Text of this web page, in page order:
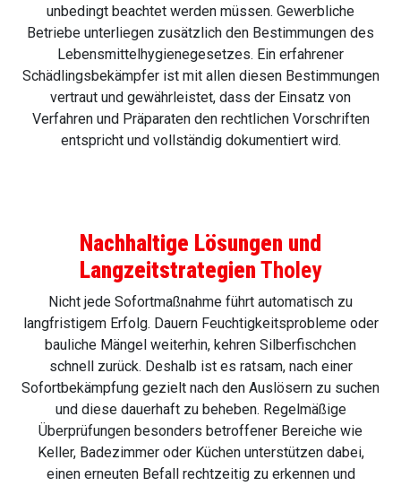
unbedingt beachtet werden müssen. Gewerbliche
Betriebe unterliegen zusätzlich den Bestimmungen des
Lebensmittelhygienegesetzes. Ein erfahrener
Schädlingsbekämpfer ist mit allen diesen Bestimmungen
vertraut und gewährleistet, dass der Einsatz von
Verfahren und Präparaten den rechtlichen Vorschriften
entspricht und vollständig dokumentiert wird.
Nachhaltige Lösungen und
Langzeitstrategien Tholey
Nicht jede Sofortmaßnahme führt automatisch zu
langfristigem Erfolg. Dauern Feuchtigkeitsprobleme oder
bauliche Mängel weiterhin, kehren Silberfischchen
schnell zurück. Deshalb ist es ratsam, nach einer
Sofortbekämpfung gezielt nach den Auslösern zu suchen
und diese dauerhaft zu beheben. Regelmäßige
Überprüfungen besonders betroffener Bereiche wie
Keller, Badezimmer oder Küchen unterstützen dabei,
einen erneuten Befall rechtzeitig zu erkennen und